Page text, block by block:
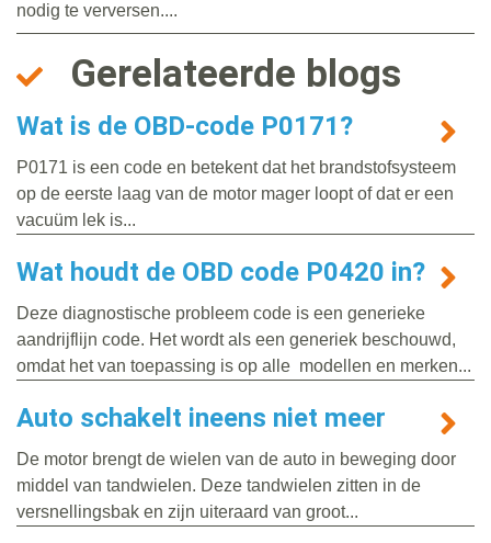
nodig te verversen....
Gerelateerde blogs
Wat is de OBD-code P0171?
P0171 is een code en betekent dat het brandstofsysteem
op de eerste laag van de motor mager loopt of dat er een
vacuüm lek is...
Wat houdt de OBD code P0420 in?
Deze diagnostische probleem code is een generieke
aandrijflijn code. Het wordt als een generiek beschouwd,
omdat het van toepassing is op alle modellen en merken...
Auto schakelt ineens niet meer
De motor brengt de wielen van de auto in beweging door
middel van tandwielen. Deze tandwielen zitten in de
versnellingsbak en zijn uiteraard van groot...